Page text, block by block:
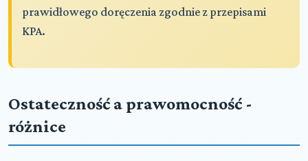
prawidłowego doręczenia zgodnie z przepisami
KPA.
Ostateczność a prawomocność -
różnice